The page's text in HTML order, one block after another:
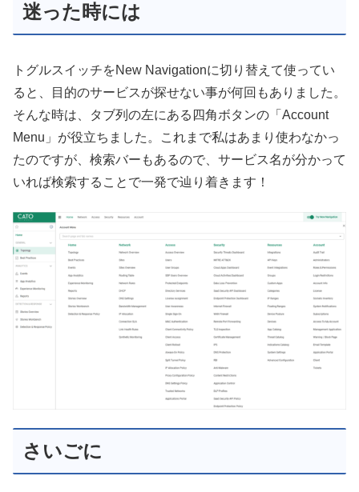
迷った時には
トグルスイッチをNew Navigationに切り替えて使ってい
ると、目的のサービスが探せない事が何回もありました。
そんな時は、タブ列の左にある四角ボタンの「Account
Menu」が役立ちました。これまで私はあまり使わなかっ
たのですが、検索バーもあるので、サービス名が分かって
いれば検索することで一発で辿り着きます！
さいごに